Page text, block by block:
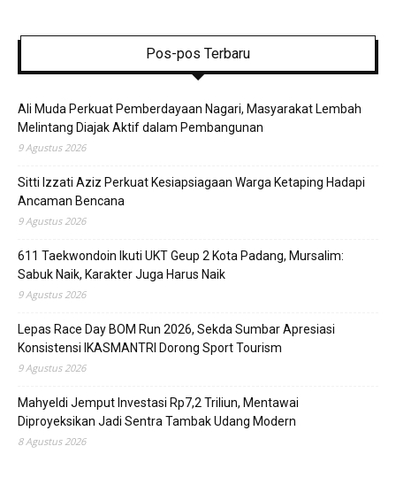
Pos-pos Terbaru
Ali Muda Perkuat Pemberdayaan Nagari, Masyarakat Lembah
Melintang Diajak Aktif dalam Pembangunan
9 Agustus 2026
Sitti Izzati Aziz Perkuat Kesiapsiagaan Warga Ketaping Hadapi
Ancaman Bencana
9 Agustus 2026
611 Taekwondoin Ikuti UKT Geup 2 Kota Padang, Mursalim:
Sabuk Naik, Karakter Juga Harus Naik
9 Agustus 2026
Lepas Race Day BOM Run 2026, Sekda Sumbar Apresiasi
Konsistensi IKASMANTRI Dorong Sport Tourism
9 Agustus 2026
Mahyeldi Jemput Investasi Rp7,2 Triliun, Mentawai
Diproyeksikan Jadi Sentra Tambak Udang Modern
8 Agustus 2026